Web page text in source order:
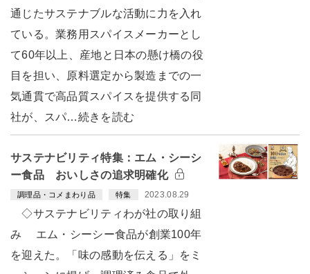
通じたサステナブルな活動に力を入れ
ている。業務用スパイスメーカーとし
て60年以上、産地と日本の懸け橋の役
目を担い、原料選定から製造までの一
気通貫で高品質スパイスを提供する同
社が、スパ…続きを読む
サステナビリティ特集：エム・シーシ
ー食品 おいしさの追求明確化
調理品・コメまわり品 特集 2023.08.29
◇サステナビリティわが社の取り組
み エム・シーシー食品が創業100年
を迎えた。「味の感動を伝える」をミ